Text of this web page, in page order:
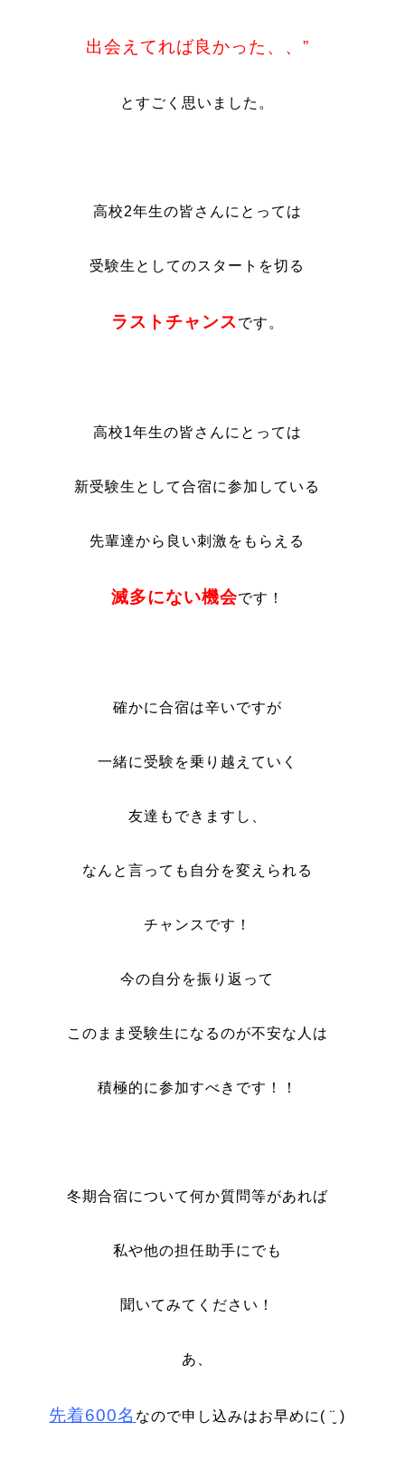
出会えてれば良かった、、”
とすごく思いました。
高校2年生の皆さんにとっては
受験生としてのスタートを切る
ラストチャンス です。
高校1年生の皆さんにとっては
新受験生として合宿に参加している
先輩達から良い刺激をもらえる
滅多にない機会です！
確かに合宿は辛いですが
一緒に受験を乗り越えていく
友達も できますし、
なんと言っても自分を変えられる
チャンスです！
今の自分を振り返って
このまま受験生になるのが不安な人は
積極的に参加すべきです！！
冬期合宿について何か質問等があれば
私や他の担任助手にでも
聞いてみてください！
あ、
先着600名 なので申し込みはお早めに ( ¨̮ )